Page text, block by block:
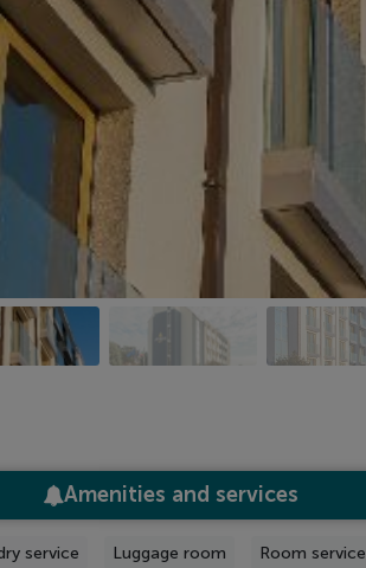
Amenities and services
service Luggage room Room service